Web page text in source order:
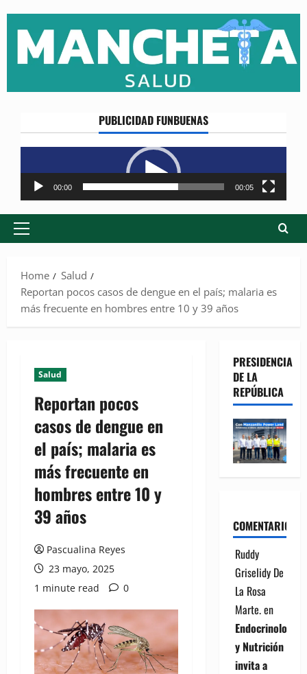
content
PUBLICIDAD FUNBUENAS
Reproductor
de
vídeo
00:00 00:05
Primary
Home
Salud
Reportan pocos casos de dengue en el país; malaria es
más frecuente en hombres entre 10 y 39 años
Salud
Reportan pocos
casos de dengue en
el país; malaria es
más frecuente en
hombres entre 10 y
39 años
Pascualina Reyes
23 mayo, 2025
1 minute read
0
PRESIDENCIA
DE LA
REPÚBLICA
COMENTARIOS
Ruddy
Griselidy De
La Rosa
Marte.en
Endocrinología
y Nutrición
invita a